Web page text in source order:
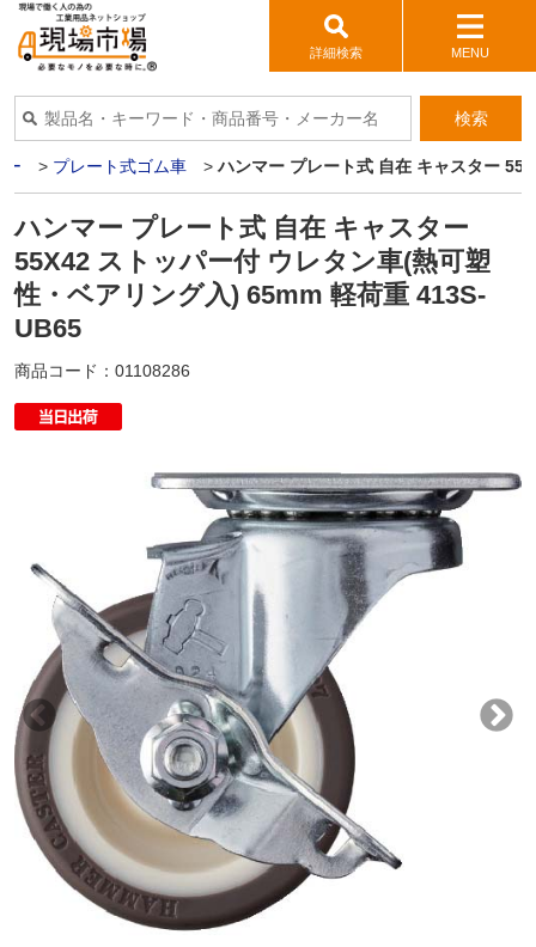
詳細検索 MENU
検索
ー > プレート式ゴム車 >ハンマー プレート式 自在 キャスター
ハンマー プレート式 自在 キャスター
55X42 ストッパー付 ウレタン車(熱可塑
性・ベアリング入) 65mm 軽荷重 413S-
UB65
商品コード： 01108286